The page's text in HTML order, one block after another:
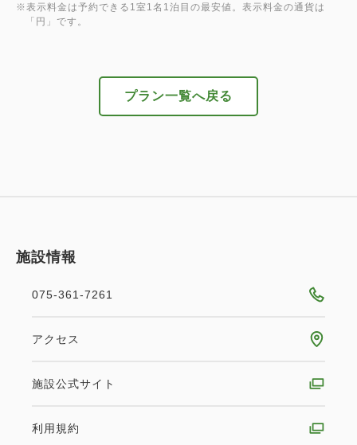
ございます。
・キャンセルポリシーをご確認の上、ご予約にお進み
━━━━━━━━━━━━━
内容：洋食ビュッフェスタイル
充実した朝のひとときをお過ごしください。
※添い寝のお子様には朝食は付きませんのでご了承く
※画像はイメージです。
■ホテルからのご案内■
お荷物は無料でお預かりします）
※表示料金は予約できる1室1名1泊目の最安値。表示料金の通貨は
「円」です。
プラン一覧へ戻る
施設情報
075-361-7261
アクセス
施設公式サイト
利用規約